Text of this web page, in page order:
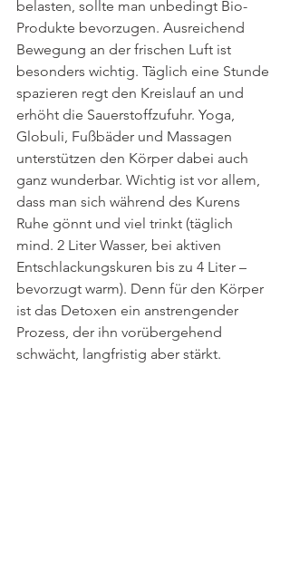
belasten, sollte man unbedingt Bio-
Produkte bevorzugen. Ausreichend
Bewegung an der frischen Luft ist
besonders wichtig. Täglich eine Stunde
spazieren regt den Kreislauf an und
erhöht die Sauerstoffzufuhr. Yoga,
Globuli, Fußbäder und Massagen
unterstützen den Körper dabei auch
ganz wunderbar. Wichtig ist vor allem,
dass man sich während des Kurens
Ruhe gönnt und viel trinkt (täglich
mind. 2 Liter Wasser, bei aktiven
Entschlackungskuren bis zu 4 Liter –
bevorzugt warm). Denn für den Körper
ist das Detoxen ein anstrengender
Prozess, der ihn vorübergehend
schwächt, langfristig aber stärkt.